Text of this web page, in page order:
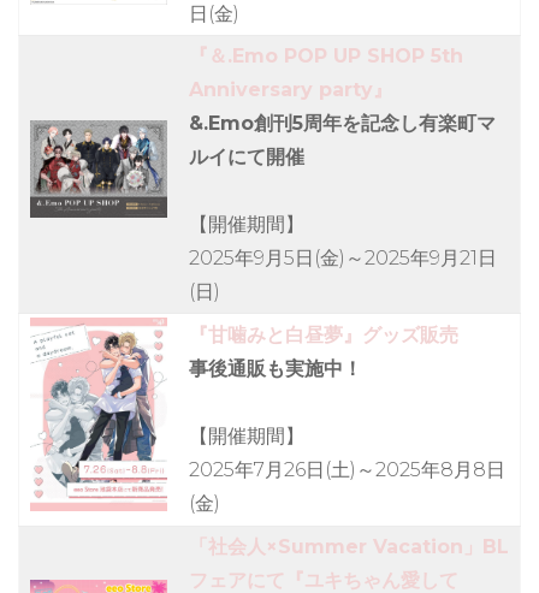
日(金)
『＆.Emo POP UP SHOP 5th
Anniversary party』
&.Emo創刊5周年を記念し有楽町マ
ルイにて開催
【開催期間】
2025年9月5日(金)～2025年9月21日
(日)
『甘噛みと白昼夢』グッズ販売
事後通販も実施中！
【開催期間】
2025年7月26日(土)～2025年8月8日
(金)
「社会人×Summer Vacation」BL
フェアにて『ユキちゃん愛して